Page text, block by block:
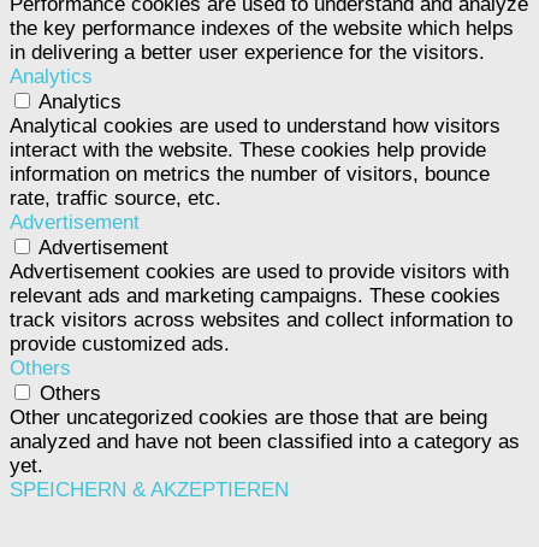
the key performance indexes of the website which helps
in delivering a better user experience for the visitors.
Analytics
Analytics
Analytical cookies are used to understand how visitors
interact with the website. These cookies help provide
information on metrics the number of visitors, bounce
rate, traffic source, etc.
Advertisement
Advertisement
Advertisement cookies are used to provide visitors with
relevant ads and marketing campaigns. These cookies
track visitors across websites and collect information to
provide customized ads.
Others
Others
Other uncategorized cookies are those that are being
analyzed and have not been classified into a category as
yet.
SPEICHERN & AKZEPTIEREN